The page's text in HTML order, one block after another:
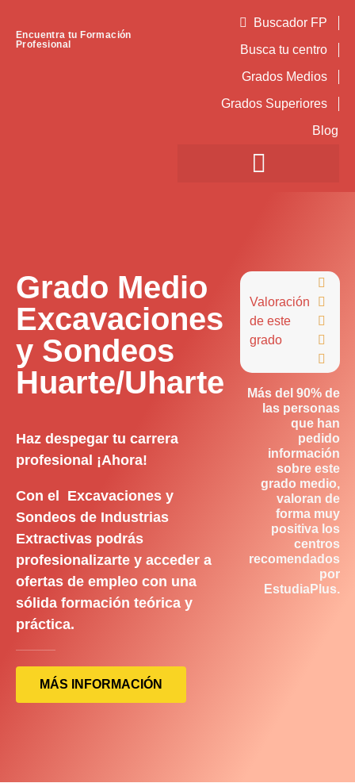
Encuentra tu Formación
Profesional
Buscador FP
Busca tu centro
Grados Medios
Grados Superiores
Blog
Grado Medio
Excavaciones
y Sondeos
Huarte/Uharte
Haz despegar tu carrera
profesional ¡Ahora!
Con el Excavaciones y
Sondeos de Industrias
Extractivas podrás
profesionalizarte y acceder a
ofertas de empleo con una
sólida formación teórica y
práctica.
MÁS INFORMACIÓN
Valoración
de este
grado





Más del 90% de
las personas
que han
pedido
información
sobre este
grado medio,
valoran de
forma muy
positiva los
centros
recomendados
por
EstudiaPlus.